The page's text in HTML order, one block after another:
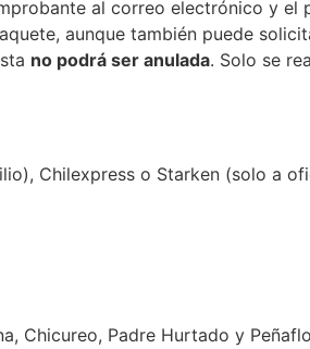
al correo electrónico y
aunque también puede
no podrá ser anulada. Solo se
Chilexpress o Starken (solo a
Chicureo, Padre Hurtado y